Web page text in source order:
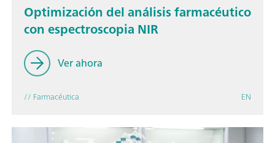
Optimización del análisis farmacéutico
con espectroscopia NIR
Ver ahora
// Farmacéutica EN